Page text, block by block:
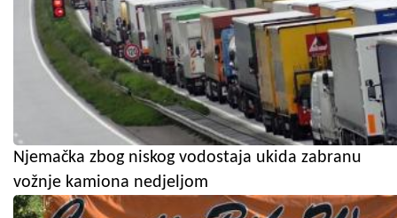
Njemačka zbog niskog vodostaja ukida zabranu
vožnje kamiona nedjeljom